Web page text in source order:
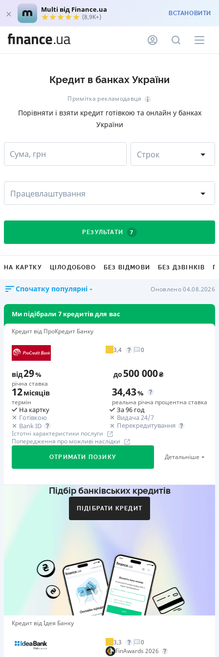
Multi від Finance.ua
(8,9K+) ВСТАНОВИТИ
Кредит в банках України
Примітка рекламодавця
Порівняти і взяти кредит готівкою та онлайн у банках
України
Сума, грн Строк
Працевлаштування
РЕЗУЛЬТАТИ 7
НА КАРТКУ ЦІЛОДОБОВО БЕЗ ВІДМОВИ БЕЗ ДЗВІНКІВ
Спочатку популярні Оновлено 04.08.2026
Ми підібрали 7 кредитів для вас
Кредит від ПроКредит Банку
3,4 0
від29%
річна ставка
до500 000₴
12місяців
термін
34,43%
реальна річна процентна ставка
На картку
Готівкою
Bank ID
За 96 год
Видача 24/7
Перекредитування
Істотні характеристики послуги
Попередження про можливі наслідки
ОТРИМАТИ ПОЗИКУ Детальніше
Перший займ
вiд 29%/рік до 500 000 ₴
Додаткова комісія за дострокове погашення
Пеня у розмірі подвійної облікової ставки НБУ, що діяла
у період, за який сплачується пеня, від простроченої
Необхідні документи
Довідка про доходи ,Паспорт,ІПН
Вік
21 - 65 років
Підбір банківських кредитів
ПІДІБРАТИ КРЕДИТ
Кредит від Ідея Банку
3,3
0
FinAwards 2026